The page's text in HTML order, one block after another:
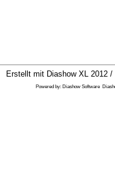
Erstellt mit Diashow XL 2012
Powered by: Diashow Software